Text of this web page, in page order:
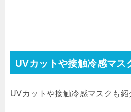
UVカットや接触冷感マス
UVカットや接触冷感マスクも紹